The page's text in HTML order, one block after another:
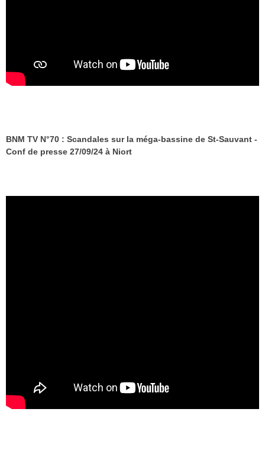
BNM TV N°70 : Scandales sur la méga-bassine de St-Sauvant -
Conf de presse 27/09/24 à Niort